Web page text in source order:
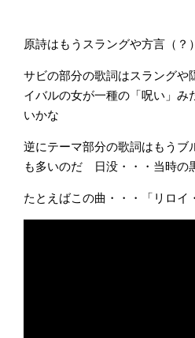
原詩はもうスラングや方言（
サビの部分の歌詞はスラングや
イバルの女が一種の「呪い」
いかな
逆にテーマ部分の歌詞はもう
も多いのだ 日没・・・当時の
たとえばこの曲・・・「リロイ